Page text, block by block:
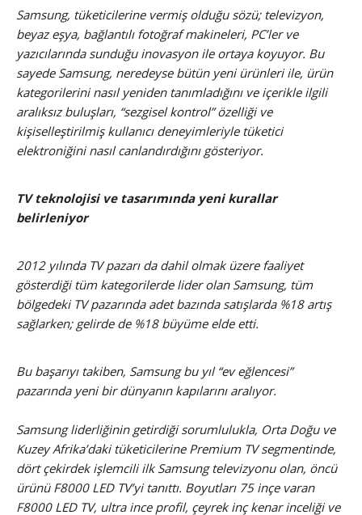
Samsung, tüketicilerine vermiş olduğu sözü; televizyon,
beyaz eşya, bağlantılı fotoğraf makineleri, PC’ler ve
yazıcılarında sunduğu inovasyon ile ortaya koyuyor. Bu
sayede Samsung, neredeyse bütün yeni ürünleri ile, ürün
kategorilerini nasıl yeniden tanımladığını ve içerikle ilgili
aralıksız buluşları, “sezgisel kontrol” özelliği ve
kişiselleştirilmiş kullanıcı deneyimleriyle tüketici
elektroniğini nasıl canlandırdığını gösteriyor.
TV teknolojisi ve tasarımında yeni kurallar
belirleniyor
2012 yılında TV pazarı da dahil olmak üzere faaliyet
gösterdiği tüm kategorilerde lider olan Samsung, tüm
bölgedeki TV pazarında adet bazında satışlarda %18 artış
sağlarken; gelirde de %18 büyüme elde etti.
Bu başarıyı takiben, Samsung bu yıl “ev eğlencesi”
pazarında yeni bir dünyanın kapılarını aralıyor.
Samsung liderliğinin getirdiği sorumlulukla, Orta Doğu ve
Kuzey Afrika’daki tüketicilerine Premium TV segmentinde,
dört çekirdek işlemcili ilk Samsung televizyonu olan, öncü
ürünü F8000 LED TV’yi tanıttı. Boyutları 75 inçe varan
F8000 LED TV, ultra ince profil, çeyrek inç kenar inceliği ve